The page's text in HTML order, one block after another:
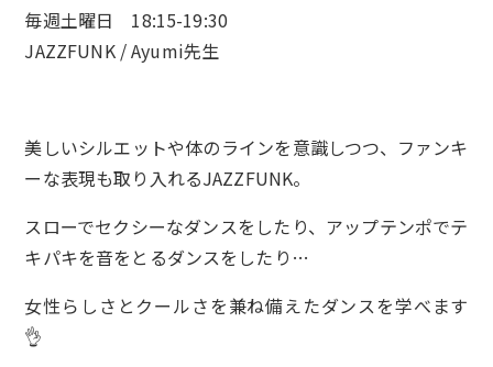
毎週土曜日 18:15-19:30
JAZZFUNK / Ayumi先生
美しいシルエットや体のラインを意識しつつ、ファンキ
ーな表現も取り入れるJAZZFUNK。
スローでセクシーなダンスをしたり、アップテンポでテ
キパキを音をとるダンスをしたり…
女性らしさとクールさを兼ね備えたダンスを学べます
👌